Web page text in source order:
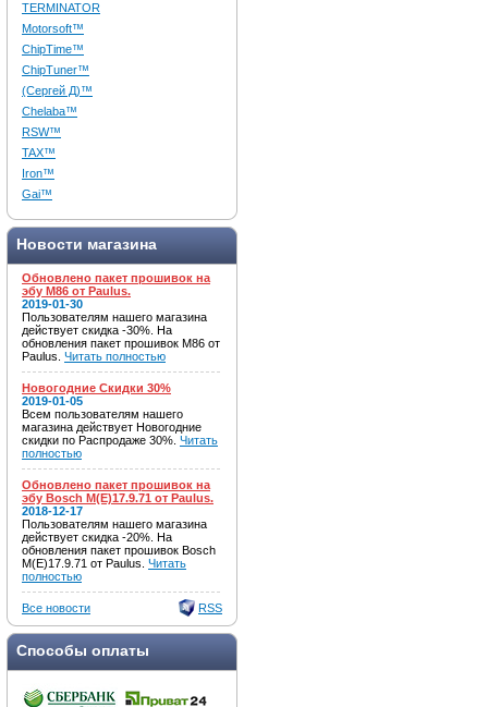
TERMINATOR
Motorsoft™
ChipTime™
ChipTuner™
(Сергей Д)™
Chelaba™
RSW™
TAX™
Iron™
Gai™
Новости магазина
Обновлено пакет прошивок на
эбу M86 от Paulus.
2019-01-30
Пользователям нашего магазина
действует скидка -30%. На
обновления пакет прошивок M86 от
Paulus. Читать полностью
Новогодние Скидки 30%
2019-01-05
Всем пользователям нашего
магазина действует Новогодние
скидки по Распродаже 30%. Читать
полностью
Обновлено пакет прошивок на
эбу Bosch M(E)17.9.71 от Paulus.
2018-12-17
Пользователям нашего магазина
действует скидка -20%. На
обновления пакет прошивок Bosch
M(E)17.9.71 от Paulus. Читать
полностью
Все новости RSS
Способы оплаты